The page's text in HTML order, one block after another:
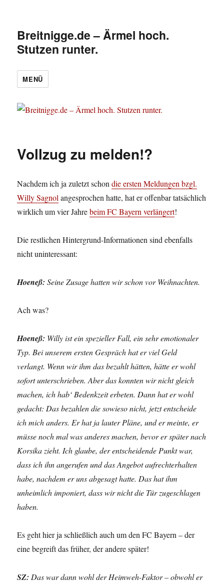
Breitnigge.de – Ärmel hoch.
Stutzen runter.
MENÜ
Vollzug zu melden!?
Nachdem ich ja zuletzt schondie ersten Meldungen bzgl.
Willy Sagnolangesprochen hatte, hat er offenbar tatsächlich
wirklich um vier Jahrebeim FC Bayern verlängert!
Die restlichen Hintergrund-Informationen sind ebenfalls
nicht uninteressant:
Hoeneß: Seine Zusage hatten wir schon vor Weihnachten.
Ach was?
Hoeneß: Willy ist ein spezieller Fall, ein sehr emotionaler
Typ. Bei unserem ersten Gespräch hat er viel Geld
verlangt. Wenn wir ihm das bezahlt hätten, hätte er wohl
sofort unterschrieben. Aber das konnten wir nicht gleich
machen, ich hab‘ Bedenkzeit erbeten. Dann hat er wohl
gedacht: Das bezahlen die sowieso nicht, jetzt entscheide
ich mich anders. Er hat ja lauter Pläne, und er meinte, er
müsse noch mal was anderes machen, bevor er später nach
Korsika zieht. Ich glaube, der entscheidende Punkt war,
dass ich ihn angerufen und das Angebot aufrechterhalten
habe, nachdem er uns abgesagt hatte. Das hat ihm
unheimlich imponiert, dass wir nicht die Tür zugeschlagen
haben.
Es geht hier ja schließlich auch um den FC Bayern – der
eine begreift das früher, der andere später!
SZ: Das war dann wohl der Heimweh-Faktor – obwohl er